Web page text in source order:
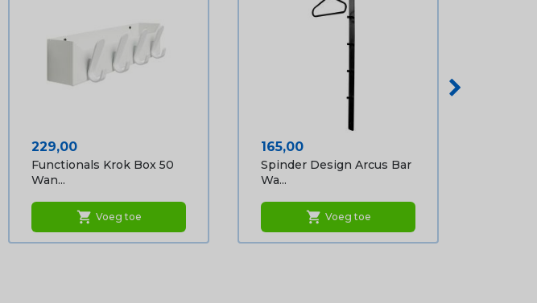
Prijs
229,00
Functionals Krok Box 50
Wan...
shopping_cart Voeg toe
Prijs
165,00
Spinder Design Arcus Bar
Wa...
shopping_cart Voeg toe